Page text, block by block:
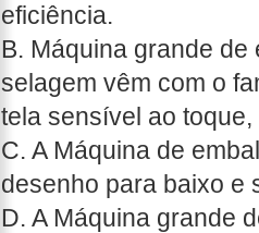
eficiência.
B. Máquina grande
selagem vêm com o
tela sensível ao
C. A Máquina de
desenho para baixo e
D. A Máquina grande